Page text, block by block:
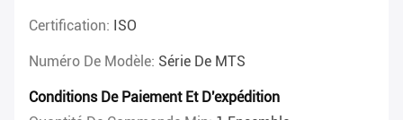
Certification: ISO
Numéro De Modèle: Série De MTS
Conditions De Paiement Et D'expédition